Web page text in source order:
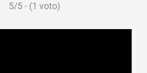
5/5 - (1 voto)